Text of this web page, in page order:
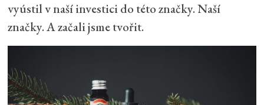
vyústil v naší investici do této značky. Naší
značky. A začali jsme tvořit.